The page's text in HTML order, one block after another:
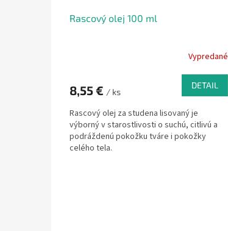
Rascový olej 100 ml
Vypredané
8,55 € / ks
DETAIL
Rascový olej za studena lisovaný je
výborný v starostlivosti o suchú, citlivú a
podráždenú pokožku tváre i pokožky
celého tela.